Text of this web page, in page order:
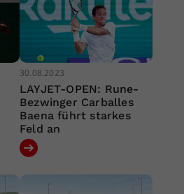
30.08.2023
LAYJET-OPEN: Rune-
Bezwinger Carballes
Baena führt starkes
Feld an